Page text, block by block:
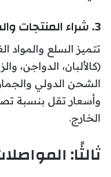
3. شراء المنتجات والصناعات الإقليمية والمحلية
تتميز السلع والمواد
(كالألبان، الدواجن،
الشحن الدولي
الخارج.
ثالثًا: